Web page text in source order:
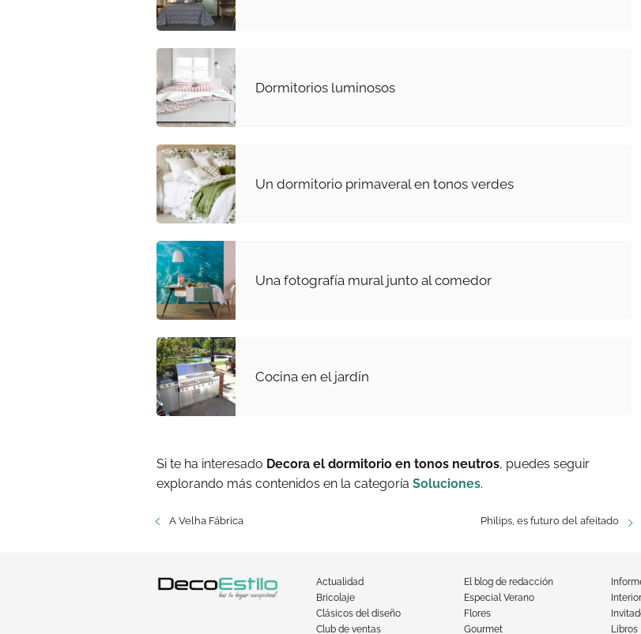
Dormitorios luminosos
Un dormitorio primaveral en tonos verdes
Una fotografía mural junto al comedor
Cocina en el jardín
Si te ha interesado Decora el dormitorio en tonos neutros, puedes seguir
explorando más contenidos en la categoría Soluciones.
A Velha Fábrica Philips, es futuro del afeitado
Actualidad
Bricolaje
Clásicos del diseño
Club de ventas
El blog de redacción
Especial Verano
Flores
Gourmet
Libros